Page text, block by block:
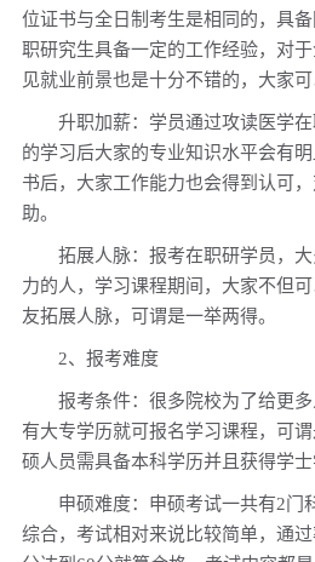
位证书与全日制考生是相同的，具
职研究生具备一定的工作经验，对
见就业前景也是十分不错的，大家可
升职加薪：学员通过攻读医学在
的学习后大家的专业知识水平会有
书后，大家工作能力也会得到认可
助。
拓展人脉：报考在职研学员，大
力的人，学习课程期间，大家不但
友拓展人脉，可谓是一举两得。
2、报考难度
报考条件：很多院校为了给更多
有大专学历就可报名学习课程，可
硕人员需具备本科学历并且获得学士
申硕难度：申硕考试一共有2门
综合，考试相对来说比较简单，通